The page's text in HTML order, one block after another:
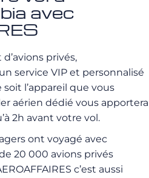
avec
privés,
service VIP et personnalisé
l’appareil que vous
aérien dédié vous apportera
2h avant votre vol.
ont voyagé avec
20 000 avions privés
c’est aussi